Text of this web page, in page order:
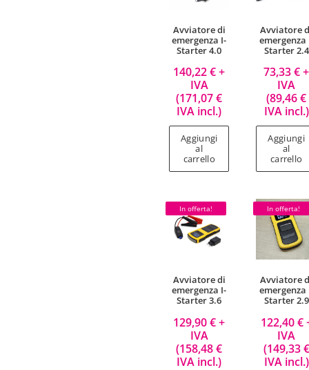
Avviatore di
emergenza I-
Starter 4.0
140,22€+
IVA
(171,07€
IVA incl.)
Aggiungi
al
carrello
Avviatore
emergenza
Starter 2.4
73,33€+
IVA
(89,46€
IVA incl.)
Aggiungi
al
carrello
In offerta!
Avviatore di
emergenza I-
Starter 3.6
129,90€+
IVA
(158,48€
IVA incl.)
In offerta!
Avviatore
emergenza
Starter 2.9
122,40€
IVA
(149,33€
IVA incl.)